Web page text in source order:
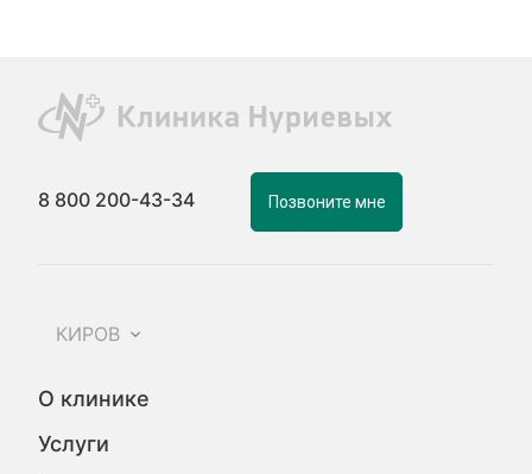
8 800 200-43-34 Позвоните мне
КИРОВ
О клинике
Услуги